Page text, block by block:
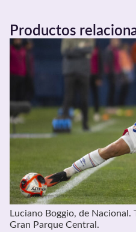
Productos
Luciano Boggio, de
Gran Parque Central.